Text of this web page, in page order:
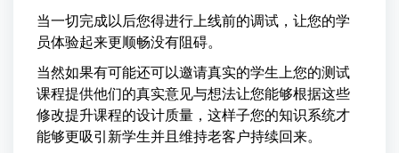
当一切完成以后您得进行上线前的调试，让您的学
员体验起来更顺畅没有阻碍。
当然如果有可能还可以邀请真实的学生上您的测试
课程提供他们的真实意见与想法让您能够根据这些
修改提升课程的设计质量，这样子您的知识系统才
能够更吸引新学生并且维持老客户持续回来。